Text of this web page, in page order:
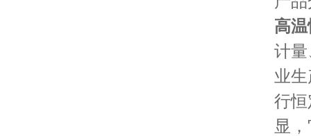
高
计
业
行
显